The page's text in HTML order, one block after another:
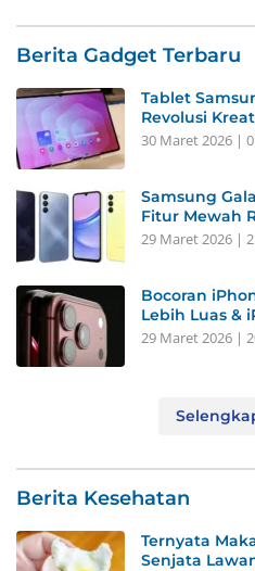
Berita Gadget Terbaru
Tablet
Revolusi
30 Maret 2026 |
Samsung
Fitur Mewah
29 Maret 2026 |
Bocoran
Lebih Luas &
29 Maret 2026 |
Berita Kesehatan
Ternyata
Senjata